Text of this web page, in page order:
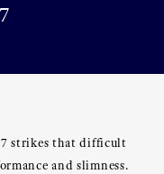
strikes that difficult
and slimness.